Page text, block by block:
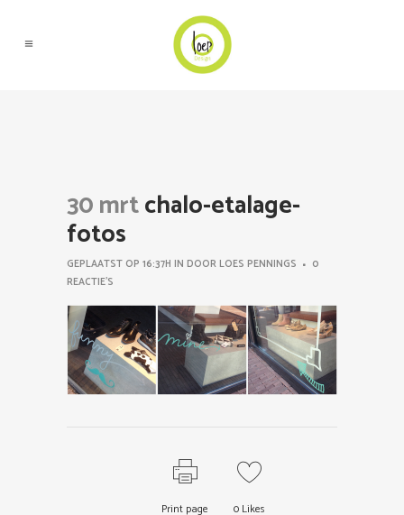
30 mrtchalo-etalage-
fotos
GEPLAATST OP 16:37H IN DOORLOES PENNINGS
0
REACTIE'S
Print page 0 Likes